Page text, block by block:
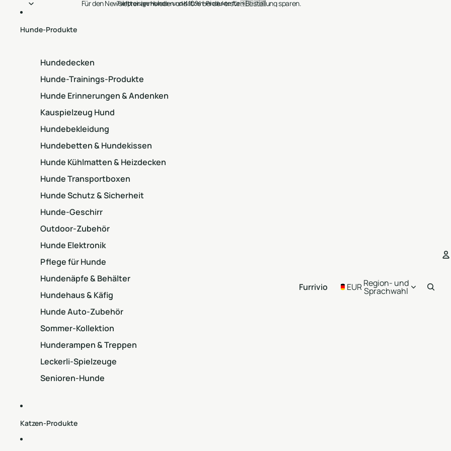
Für den Newsletter anmeleden und 10% bei der ersten Bestellung sparen.
Tiefpreisige Hunde- und Katzen-Produkte für 🇦🇹 🇩🇪
Hunde-Produkte
Hundedecken
Hunde-Trainings-Produkte
Hunde Erinnerungen & Andenken
Kauspielzeug Hund
Hundebekleidung
Hundebetten & Hundekissen
Hunde Kühlmatten & Heizdecken
Hunde Transportboxen
Hunde Schutz & Sicherheit
Hunde-Geschirr
Outdoor-Zubehör
Hunde Elektronik
Pflege für Hunde
Hundenäpfe & Behälter
Hundehaus & Käfig
Hunde Auto-Zubehör
Sommer-Kollektion
Hunderampen & Treppen
Leckerli-Spielzeuge
Senioren-Hunde
Katzen-Produkte
Furrivio EURRegion- und
Sprachwahl